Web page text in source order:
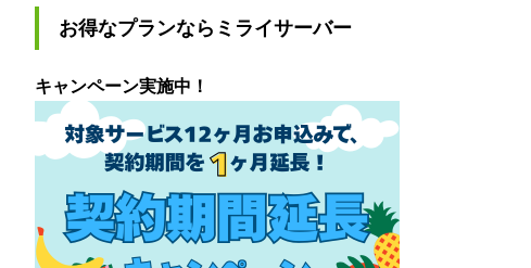
お得なプランならミライサーバー
キャンペーン実施中！